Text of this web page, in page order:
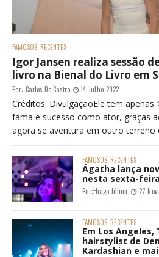
FAMOSOS RECENTES
Igor Jansen realiza sessão
livro na Bienal do Livro em
Por: Carlos De Castro 14 Julho 2022
Créditos: DivulgaçãoEle tem apenas
fama e sucesso como ator, graças
agora se aventura em outro terreno
FAMOSOS RECENTES
Ágatha lança
nesta sexta-
Por:Hiago Júnior 27
FAMOSOS RECENTES
Em Los
hairstylist de
Kardashian e